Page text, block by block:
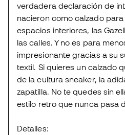
verdadera declaración de
nacieron como calzado
espacios interiores, las
las calles. Y no es para
impresionante gracias a su
textil. Si quieres un calzado
de la cultura sneaker, la
zapatilla. No te quedes sin
estilo retro que nunca pasa
Detalles: